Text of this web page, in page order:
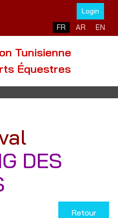
Login
Sélectionnez votre
FR AR EN
Tunisienne
Équestres
DES
Retour